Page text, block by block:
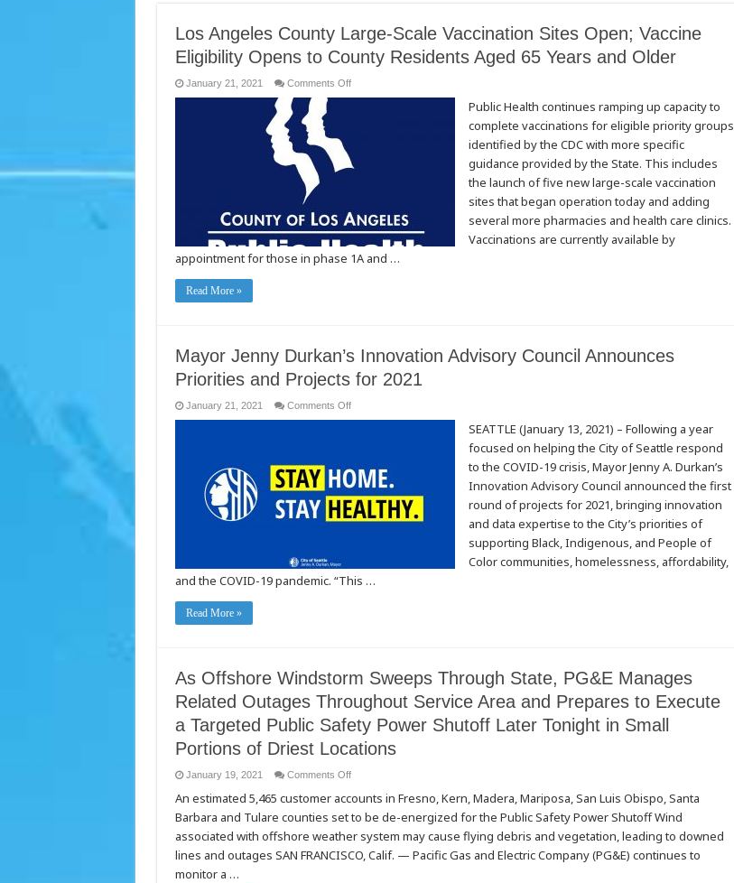
Los Angeles County Large-Scale Vaccination Sites Open; Vaccine
Eligibility Opens to County Residents Aged 65 Years and Older
January 21, 2021 Comments Offon
Sites
Open;
to
County
Residents
Aged
65
Years
Public Health continues ramping up capacity to
complete vaccinations for eligible priority groups
identified by the CDC with more specific
guidance provided by the State. This includes
the launch of five new large-scale vaccination
sites that began operation today and adding
several more pharmacies and health care clinics.
Vaccinations are currently available by
appointment for those in phase 1A and …
Read More »
Mayor Jenny Durkan’s Innovation Advisory Council Announces
Priorities and Projects for 2021
January 21, 2021 Comments Offon
Council
Announces
Priorities
and
Projects
for
SEATTLE (January 13, 2021) – Following a year
focused on helping the City of Seattle respond
to the COVID-19 crisis, Mayor Jenny A. Durkan’s
Innovation Advisory Council announced the first
round of projects for 2021, bringing innovation
and data expertise to the City’s priorities of
supporting Black, Indigenous, and People of
Color communities, homelessness, affordability,
and the COVID-19 pandemic. “This …
Read More »
As Offshore Windstorm Sweeps Through State, PG&E Manages
Related Outages Throughout Service Area and Prepares to Execute
a Targeted Public Safety Power Shutoff Later Tonight in Small
Portions of Driest Locations
January 19, 2021 Comments Offon
Offshore
Windstorm
Sweeps
State,
PG&E
Manages
An estimated 5,465 customer accounts in Fresno, Kern, Madera, Mariposa, San Luis Obispo, Santa
Barbara and Tulare counties set to be de-energized for the Public Safety Power Shutoff Wind
associated with offshore weather system may cause flying debris and vegetation, leading to downed
lines and outages SAN FRANCISCO, Calif. — Pacific Gas and Electric Company (PG&E) continues to
monitor a …